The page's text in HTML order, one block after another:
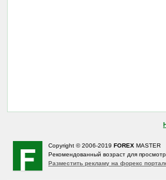
Copyright © 2006-2019 FOREX MASTER
Рекомендованный возраст для
Разместить рекламу на форекс